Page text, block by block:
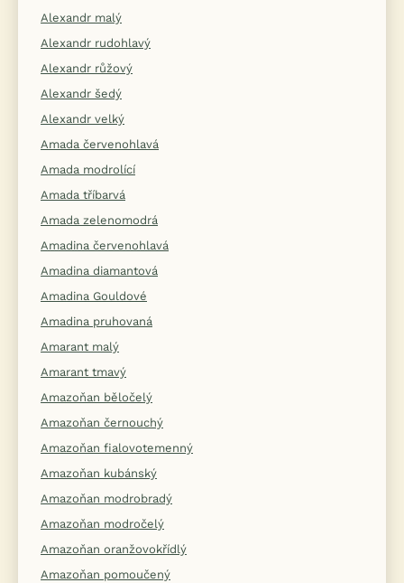
Alexandr malý
Alexandr rudohlavý
Alexandr růžový
Alexandr šedý
Alexandr velký
Amada červenohlavá
Amada modrolící
Amada tříbarvá
Amada zelenomodrá
Amadina červenohlavá
Amadina diamantová
Amadina Gouldové
Amadina pruhovaná
Amarant malý
Amarant tmavý
Amazoňan běločelý
Amazoňan černouchý
Amazoňan fialovotemenný
Amazoňan kubánský
Amazoňan modrobradý
Amazoňan modročelý
Amazoňan oranžovokřídlý
Amazoňan pomoučený